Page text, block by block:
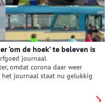
‘om de hoek’ te beleven is
journaal
omdat corona daar weer
het journaal staat nu gelukkig
der Pijl voor het journaal op